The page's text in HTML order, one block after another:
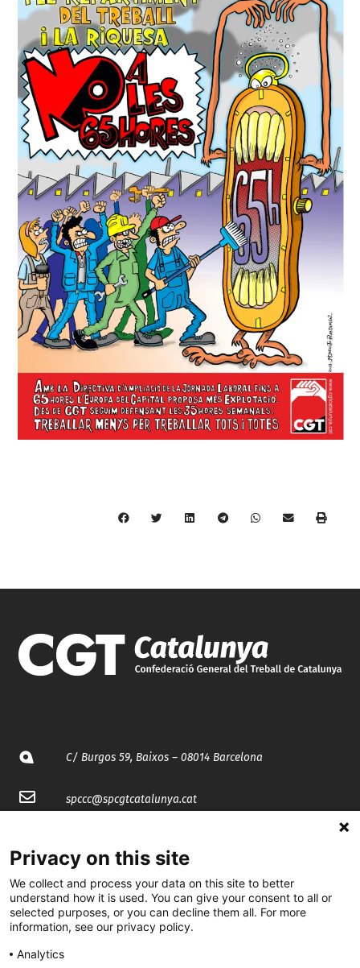
C/ Burgos 59, Baixos – 08014 Barcelona
spccc@spcgtcatalunya.cat
@CGTCatalunya
cgtcatalunya
Privacy on this site
We collect and process your data on this site to better
understand how it is used. You can give your consent to all or
selected purposes, or you can decline them all. For more
information, see our privacy policy.
Analytics